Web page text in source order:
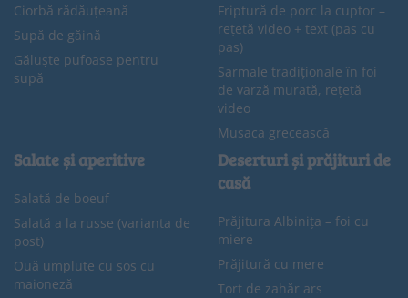
Ciorbă rădăuțeană
Supă de găină
Găluște pufoase pentru
supă
Friptură de porc la cuptor –
rețetă video + text (pas cu
pas)
Sarmale tradiționale în foi
de varză murată, rețetă
video
Musaca grecească
Salate și aperitive
Salată de boeuf
Salată a la russe (varianta de
post)
Ouă umplute cu sos cu
maioneză
Deserturi și prăjituri de
casă
Prăjitura Albinița – foi cu
miere
Prăjitură cu mere
Tort de zahăr ars